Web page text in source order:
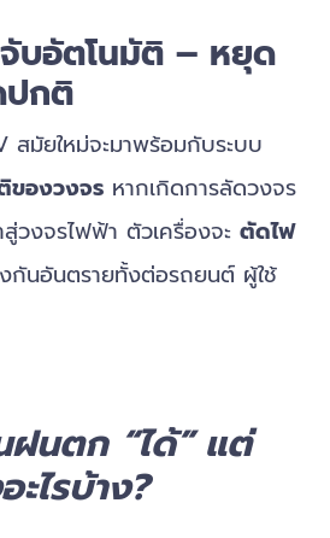
บอัตโนมัติ – หยุด
ปกติ
ยใหม่จะมาพร้อมกับระบบ
ของวงจร หากเกิดการลัดวงจร
วงจรไฟฟ้า ตัวเครื่องจะ ตัดไฟ
กันอันตรายทั้งต่อรถยนต์ ผู้ใช้
ฝนตก “ได้” แต่
ะไรบ้าง?